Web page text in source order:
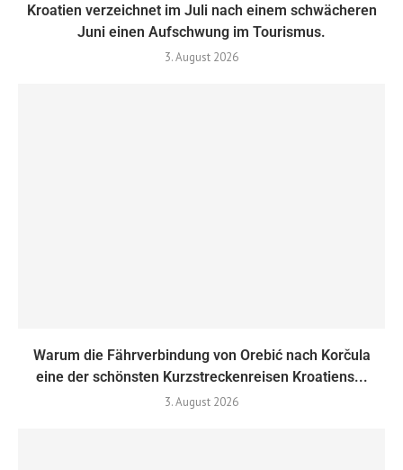
Kroatien verzeichnet im Juli nach einem schwächeren
Juni einen Aufschwung im Tourismus.
3. August 2026
Warum die Fährverbindung von Orebić nach Korčula
eine der schönsten Kurzstreckenreisen Kroatiens...
3. August 2026